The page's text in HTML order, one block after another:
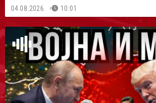
04.08.2026. 10:01